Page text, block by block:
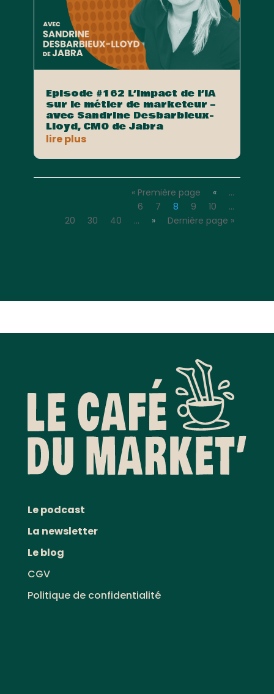
Episode #162 L’impact de l’IA
sur le métier de marketeur –
avec Sandrine Desbarbieux-
Lloyd, CMO de Jabra
lire plus
« Première page «
…
6
7 8 9 10
…
20
30 40 … » Dernière page »
Le podcast
La newsletter
Le blog
CGV
Politique de confidentialité